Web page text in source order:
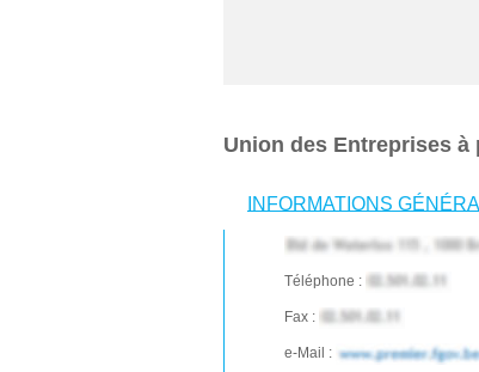
Union des Entreprises à
INFORMATIONS
Téléphone :
Fax :
e-Mail :